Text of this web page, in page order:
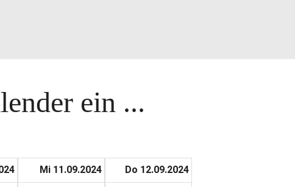
ein ...
Mi 11.09.2024 Do 12.09.2024